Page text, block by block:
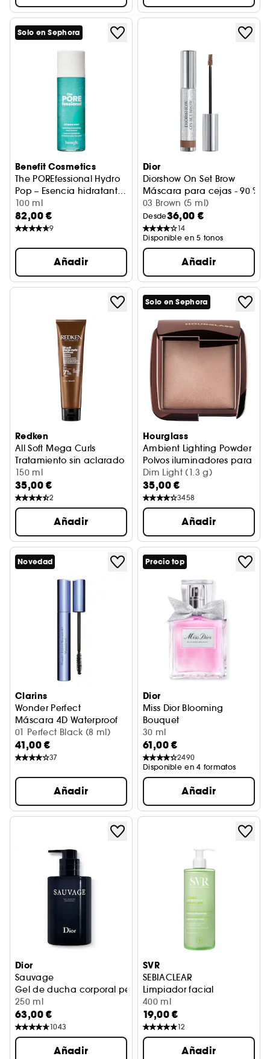
Solo en Sephora
Benefit Cosmetics
The POREfessional Hydro
Pop – Esencia hidratante
y alisadora de poros
100 ml
82,00 €
9
Añadir
Dior
Diorshow On Set Brow
Máscara para cejas - 90 %
03 Brown (5 ml)
Desde36,00 €
14
Disponible en 5 tonos
Añadir
Redken
All Soft Mega Curls
Tratamiento sin aclarado cabello seco, rizado y
150 ml
35,00 €
2
Añadir
Solo en Sephora
Hourglass
Ambient Lighting Powder
Polvos iluminadores para el
Dim Light (1.3 g)
35,00 €
3458
Añadir
Novedad
Clarins
Wonder Perfect
Máscara 4D Waterproof
01 Perfect Black (8 ml)
41,00 €
37
Añadir
Precio top
Dior
Miss Dior Blooming
Bouquet
Eau de toilette
30 ml
61,00 €
2490
Disponible en 4 formatos
Añadir
Dior
Sauvage
Gel de ducha corporal perfumado
250 ml
63,00 €
1043
Añadir
SVR
SEBIACLEAR
Limpiador facial
400 ml
19,00 €
12
Añadir